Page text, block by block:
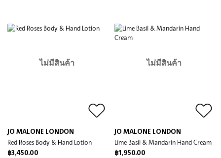
ไม่มีสินค้า
JO MALONE LONDON
Red Roses Body & Hand Lotion
฿3,450.00
ไม่มีสินค้า
JO MALONE LONDON
Lime Basil & Mandarin Hand Cream
฿1,950.00